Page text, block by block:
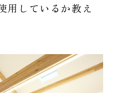
用しているか教え